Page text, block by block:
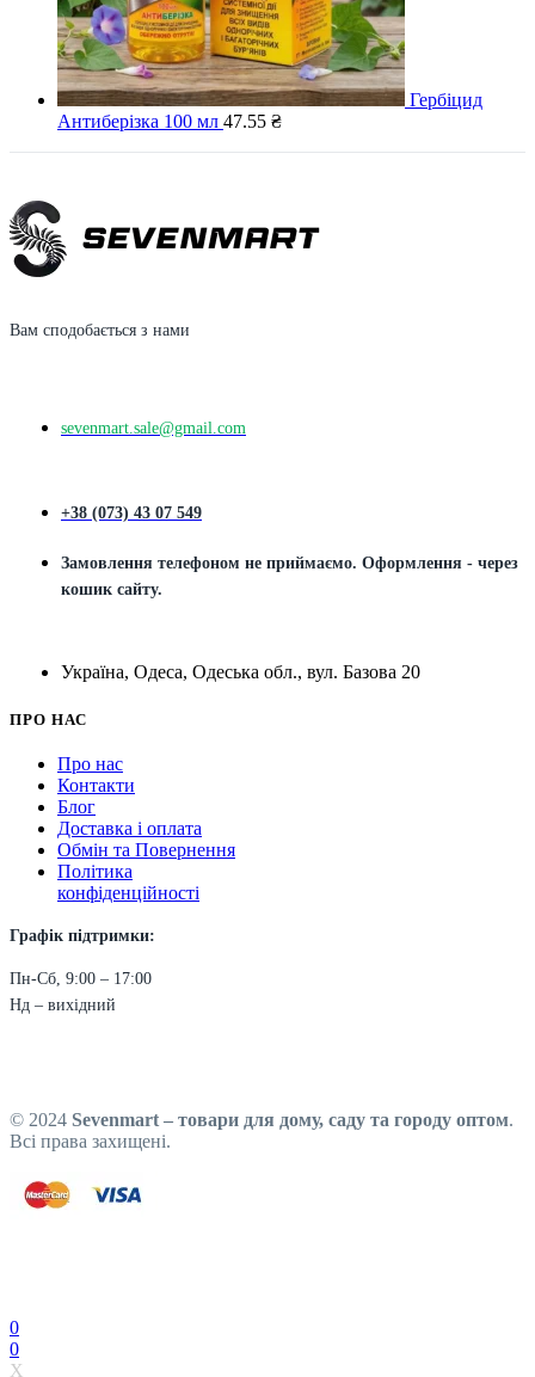
Гербіцид
Антиберізка 100 мл 47.55 ₴
Вам сподобається з нами
sevenmart.sale@gmail.com
+38 (073) 43 07 549
Замовлення телефоном не приймаємо. Оформлення - через
кошик сайту.
Україна, Одеса, Одеська обл., вул. Базова 20
ПРО НАС
Про нас
Контакти
Блог
Доставка і оплата
Обмін та Повернення
Політика
конфіденційності
Графік підтримки:
Пн-Сб, 9:00 – 17:00
Нд – вихідний
© 2024 Sevenmart – товари для дому, саду та городу оптом.
Всі права захищені.
0
0
X